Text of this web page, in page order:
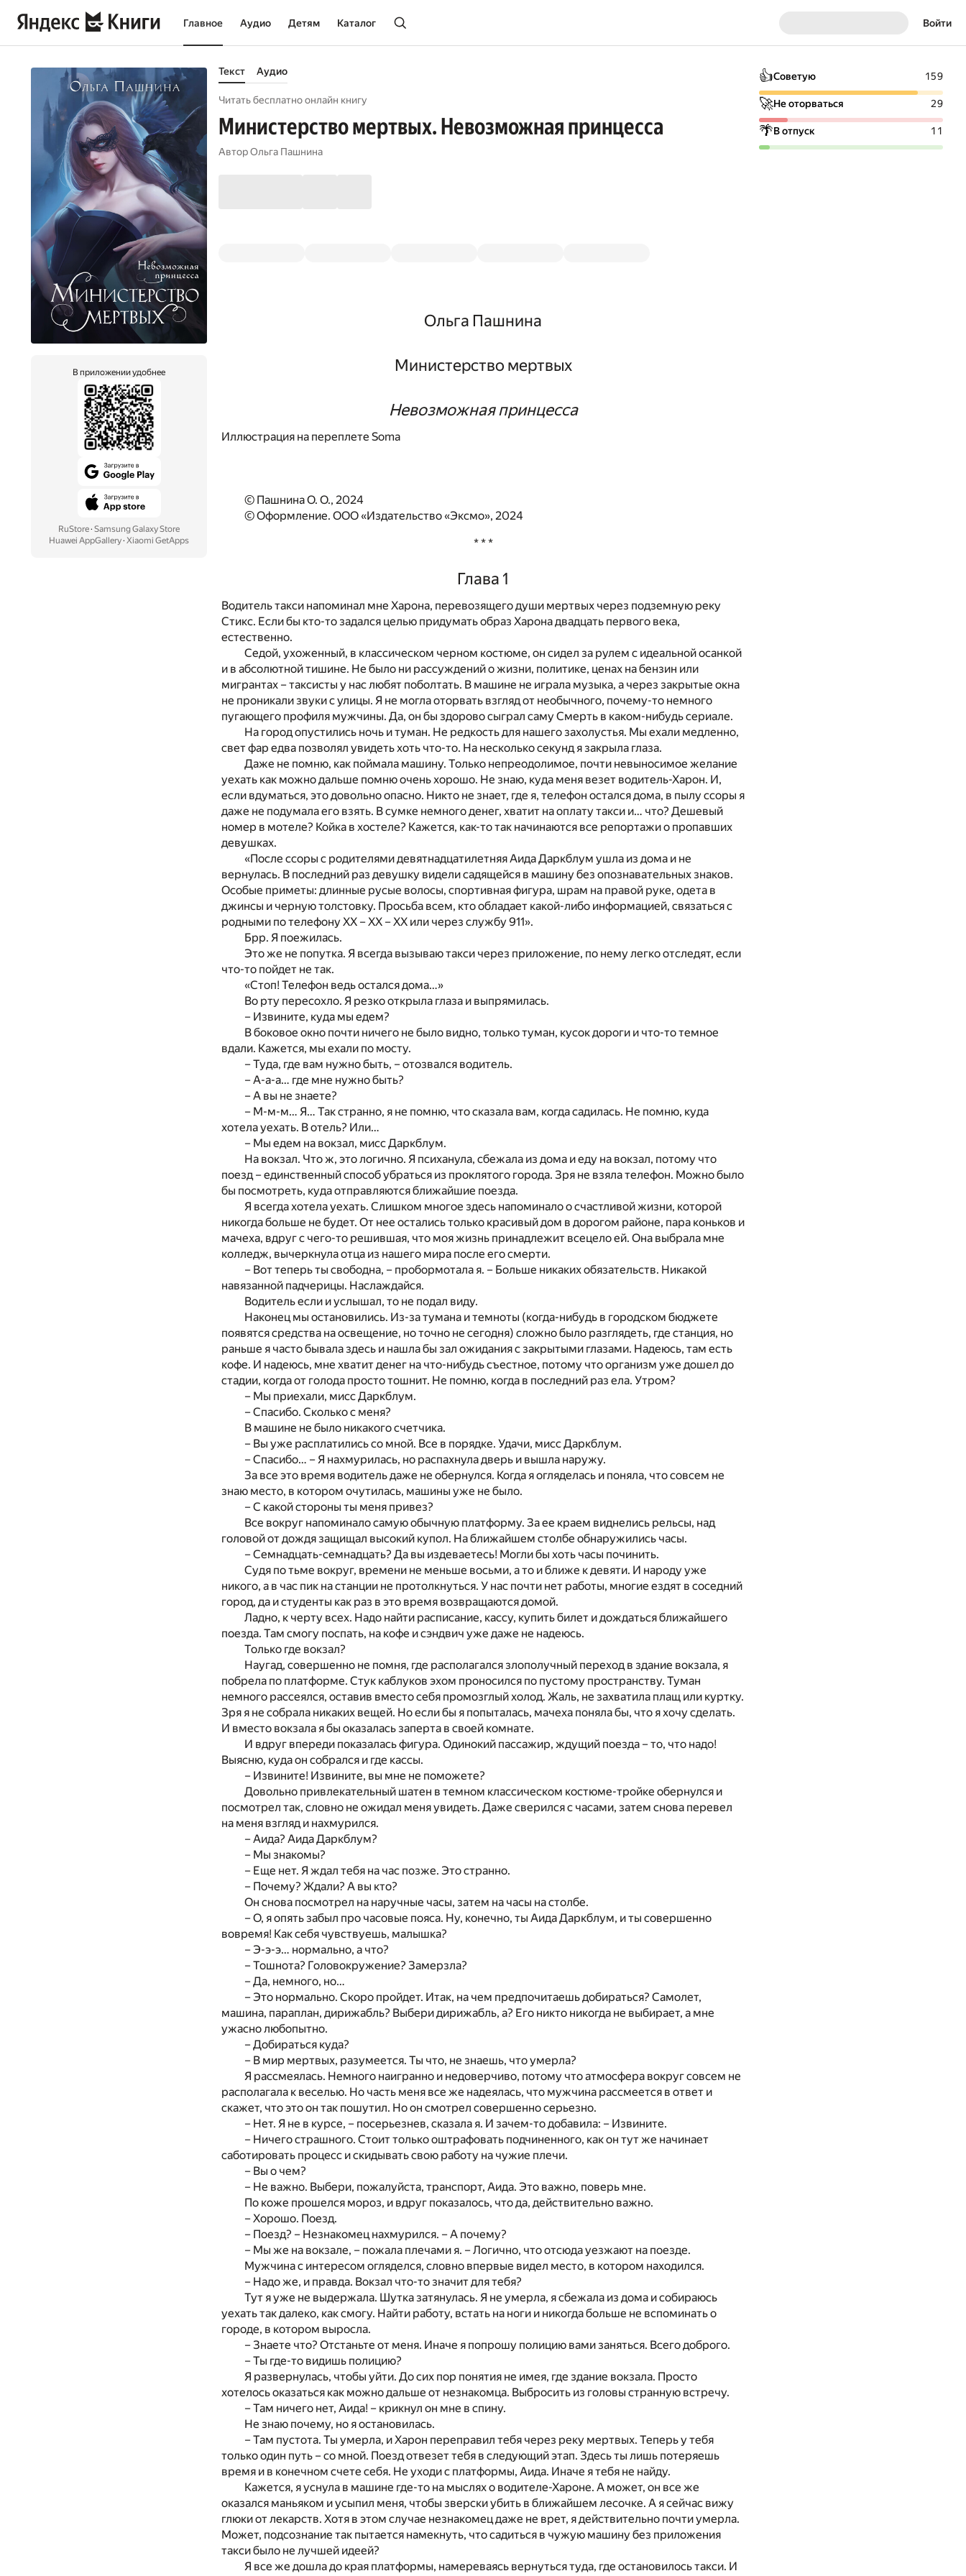
Главное Аудио Детям Каталог Войти
В приложении удобнее
RuStore· Samsung Galaxy Store
Huawei AppGallery· Xiaomi GetApps
Текст Аудио
Читать бесплатно онлайн книгу
Министерство мертвых. Невозможная принцесса
АвторОльга Пашнина
Ольга Пашнина
Министерство мертвых
Невозможная принцесса
Иллюстрация на переплете Soma
© Пашнина О. О., 2024
© Оформление. ООО «Издательство «Эксмо», 2024
* * *
Глава 1
Водитель такси напоминал мне Харона, перевозящего души мертвых через подземную реку
Стикс. Если бы кто-то задался целью придумать образ Харона двадцать первого века,
естественно.
Седой, ухоженный, в классическом черном костюме, он сидел за рулем с идеальной осанкой
и в абсолютной тишине. Не было ни рассуждений о жизни, политике, ценах на бензин или
мигрантах – таксисты у нас любят поболтать. В машине не играла музыка, а через закрытые окна
не проникали звуки с улицы. Я не могла оторвать взгляд от необычного, почему-то немного
пугающего профиля мужчины. Да, он бы здорово сыграл саму Смерть в каком-нибудь сериале.
На город опустились ночь и туман. Не редкость для нашего захолустья. Мы ехали медленно,
свет фар едва позволял увидеть хоть что-то. На несколько секунд я закрыла глаза.
Даже не помню, как поймала машину. Только непреодолимое, почти невыносимое желание
уехать как можно дальше помню очень хорошо. Не знаю, куда меня везет водитель-Харон. И,
если вдуматься, это довольно опасно. Никто не знает, где я, телефон остался дома, в пылу ссоры я
даже не подумала его взять. В сумке немного денег, хватит на оплату такси и… что? Дешевый
номер в мотеле? Койка в хостеле? Кажется, как-то так начинаются все репортажи о пропавших
девушках.
«После ссоры с родителями девятнадцатилетняя Аида Даркблум ушла из дома и не
вернулась. В последний раз девушку видели садящейся в машину без опознавательных знаков.
Особые приметы: длинные русые волосы, спортивная фигура, шрам на правой руке, одета в
джинсы и черную толстовку. Просьба всем, кто обладает какой-либо информацией, связаться с
родными по телефону ХХ – ХХ – ХХ или через службу 911».
Брр. Я поежилась.
Это же не попутка. Я всегда вызываю такси через приложение, по нему легко отследят, если
что-то пойдет не так.
«Стоп! Телефон ведь остался дома…»
Во рту пересохло. Я резко открыла глаза и выпрямилась.
– Извините, куда мы едем?
В боковое окно почти ничего не было видно, только туман, кусок дороги и что-то темное
вдали. Кажется, мы ехали по мосту.
– Туда, где вам нужно быть, – отозвался водитель.
– А-а-а… где мне нужно быть?
– А вы не знаете?
– М-м-м… Я… Так странно, я не помню, что сказала вам, когда садилась. Не помню, куда
хотела уехать. В отель? Или…
– Мы едем на вокзал, мисс Даркблум.
На вокзал. Что ж, это логично. Я психанула, сбежала из дома и еду на вокзал, потому что
поезд – единственный способ убраться из проклятого города. Зря не взяла телефон. Можно было
бы посмотреть, куда отправляются ближайшие поезда.
Я всегда хотела уехать. Слишком многое здесь напоминало о счастливой жизни, которой
никогда больше не будет. От нее остались только красивый дом в дорогом районе, пара коньков и
мачеха, вдруг с чего-то решившая, что моя жизнь принадлежит всецело ей. Она выбрала мне
колледж, вычеркнула отца из нашего мира после его смерти.
– Вот теперь ты свободна, – пробормотала я. – Больше никаких обязательств. Никакой
навязанной падчерицы. Наслаждайся.
Водитель если и услышал, то не подал виду.
Наконец мы остановились. Из-за тумана и темноты (когда-нибудь в городском бюджете
появятся средства на освещение, но точно не сегодня) сложно было разглядеть, где станция, но
раньше я часто бывала здесь и нашла бы зал ожидания с закрытыми глазами. Надеюсь, там есть
кофе. И надеюсь, мне хватит денег на что-нибудь съестное, потому что организм уже дошел до
стадии, когда от голода просто тошнит. Не помню, когда в последний раз ела. Утром?
– Мы приехали, мисс Даркблум.
– Спасибо. Сколько с меня?
В машине не было никакого счетчика.
– Вы уже расплатились со мной. Все в порядке. Удачи, мисс Даркблум.
– Спасибо… – Я нахмурилась, но распахнула дверь и вышла наружу.
За все это время водитель даже не обернулся. Когда я огляделась и поняла, что совсем не
знаю место, в котором очутилась, машины уже не было.
– С какой стороны ты меня привез?
Все вокруг напоминало самую обычную платформу. За ее краем виднелись рельсы, над
головой от дождя защищал высокий купол. На ближайшем столбе обнаружились часы.
– Семнадцать-семнадцать? Да вы издеваетесь! Могли бы хоть часы починить.
Судя по тьме вокруг, времени не меньше восьми, а то и ближе к девяти. И народу уже
никого, а в час пик на станции не протолкнуться. У нас почти нет работы, многие ездят в соседний
город, да и студенты как раз в это время возвращаются домой.
Ладно, к черту всех. Надо найти расписание, кассу, купить билет и дождаться ближайшего
поезда. Там смогу поспать, на кофе и сэндвич уже даже не надеюсь.
Только где вокзал?
Наугад, совершенно не помня, где располагался злополучный переход в здание вокзала, я
побрела по платформе. Стук каблуков эхом проносился по пустому пространству. Туман
немного рассеялся, оставив вместо себя промозглый холод. Жаль, не захватила плащ или куртку.
Зря я не собрала никаких вещей. Но если бы я попыталась, мачеха поняла бы, что я хочу сделать.
И вместо вокзала я бы оказалась заперта в своей комнате.
И вдруг впереди показалась фигура. Одинокий пассажир, ждущий поезда – то, что надо!
Выясню, куда он собрался и где кассы.
– Извините! Извините, вы мне не поможете?
Довольно привлекательный шатен в темном классическом костюме-тройке обернулся и
посмотрел так, словно не ожидал меня увидеть. Даже сверился с часами, затем снова перевел
на меня взгляд и нахмурился.
– Аида? Аида Даркблум?
– Мы знакомы?
– Еще нет. Я ждал тебя на час позже. Это странно.
– Почему? Ждали? А вы кто?
Он снова посмотрел на наручные часы, затем на часы на столбе.
– О, я опять забыл про часовые пояса. Ну, конечно, ты Аида Даркблум, и ты совершенно
вовремя! Как себя чувствуешь, малышка?
– Э-э-э… нормально, а что?
– Тошнота? Головокружение? Замерзла?
– Да, немного, но…
– Это нормально. Скоро пройдет. Итак, на чем предпочитаешь добираться? Самолет,
машина, параплан, дирижабль? Выбери дирижабль, а? Его никто никогда не выбирает, а мне
ужасно любопытно.
– Добираться куда?
– В мир мертвых, разумеется. Ты что, не знаешь, что умерла?
Я рассмеялась. Немного наигранно и недоверчиво, потому что атмосфера вокруг совсем не
располагала к веселью. Но часть меня все же надеялась, что мужчина рассмеется в ответ и
скажет, что это он так пошутил. Но он смотрел совершенно серьезно.
– Нет. Я не в курсе, – посерьезнев, сказала я. И зачем-то добавила: – Извините.
– Ничего страшного. Стоит только оштрафовать подчиненного, как он тут же начинает
саботировать процесс и скидывать свою работу на чужие плечи.
– Вы о чем?
– Не важно. Выбери, пожалуйста, транспорт, Аида. Это важно, поверь мне.
По коже прошелся мороз, и вдруг показалось, что да, действительно важно.
– Хорошо. Поезд.
– Поезд? – Незнакомец нахмурился. – А почему?
– Мы же на вокзале, – пожала плечами я. – Логично, что отсюда уезжают на поезде.
Мужчина с интересом огляделся, словно впервые видел место, в котором находился.
– Надо же, и правда. Вокзал что-то значит для тебя?
Тут я уже не выдержала. Шутка затянулась. Я не умерла, я сбежала из дома и собираюсь
уехать так далеко, как смогу. Найти работу, встать на ноги и никогда больше не вспоминать о
городе, в котором выросла.
– Знаете что? Отстаньте от меня. Иначе я попрошу полицию вами заняться. Всего доброго.
– Ты где-то видишь полицию?
Я развернулась, чтобы уйти. До сих пор понятия не имея, где здание вокзала. Просто
хотелось оказаться как можно дальше от незнакомца. Выбросить из головы странную встречу.
– Там ничего нет, Аида! – крикнул он мне в спину.
Не знаю почему, но я остановилась.
– Там пустота. Ты умерла, и Харон переправил тебя через реку мертвых. Теперь у тебя
только один путь – со мной. Поезд отвезет тебя в следующий этап. Здесь ты лишь потеряешь
время и в конечном счете себя. Не уходи с платформы, Аида. Иначе я тебя не найду.
Кажется, я уснула в машине где-то на мыслях о водителе-Хароне. А может, он все же
оказался маньяком и усыпил меня, чтобы зверски убить в ближайшем лесочке. А я сейчас вижу
глюки от лекарств. Хотя в этом случае незнакомец даже не врет, я действительно почти умерла.
Может, подсознание так пытается намекнуть, что садиться в чужую машину без приложения
такси было не лучшей идеей?
Я все же дошла до края платформы, намереваясь вернуться туда, где остановилось такси. И
👍Советую 159
🚀Не оторваться 29
🌴В отпуск 11